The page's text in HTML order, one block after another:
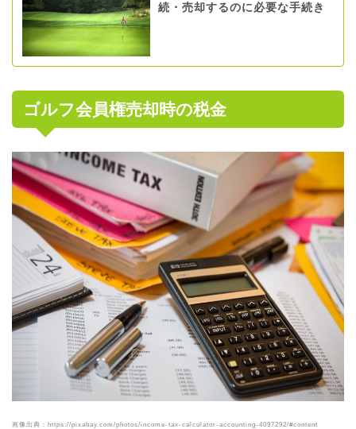
続・売却するのに必要な手続き
ゴルフ会員権売却時の税金
画像出典：https://pixabay.com/photos/income-tax-calculator-accounting-4097292/#content